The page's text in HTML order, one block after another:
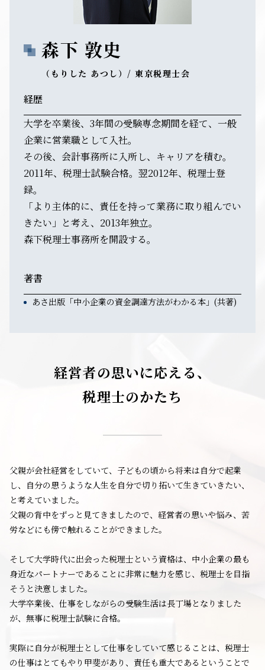
森下 敦史
（もりした あつし）/ 東京税理士会
経歴
大学を卒業後、3年間の受験専念期間を経て、一般
企業に営業職として入社。
その後、会計事務所に入所し、キャリアを積む。
2011年、税理士試験合格。翌2012年、税理士登
録。
「より主体的に、責任を持って業務に取り組んでい
きたい」と考え、2013年独立。
森下税理士事務所を開設する。
著書
あさ出版「中小企業の資金調達方法がわかる本」(共著)
経営者の思いに応える、
税理士のかたち
父親が会社経営をしていて、子どもの頃から将来は自分で起業
し、自分の思うような人生を自分で切り拓いて生きていきたい、
と考えていました。
父親の背中をずっと見てきましたので、経営者の思いや悩み、苦
労などにも傍で触れることができました。
そして大学時代に出会った税理士という資格は、中小企業の最も
身近なパートナーであることに非常に魅力を感じ、税理士を目指
そうと決意しました。
大学卒業後、仕事をしながらの受験生活は長丁場となりました
が、無事に税理士試験に合格。
実際に自分が税理士として仕事をしていて感じることは、税理士
の仕事はとてもやり甲斐があり、責任も重大であるということで